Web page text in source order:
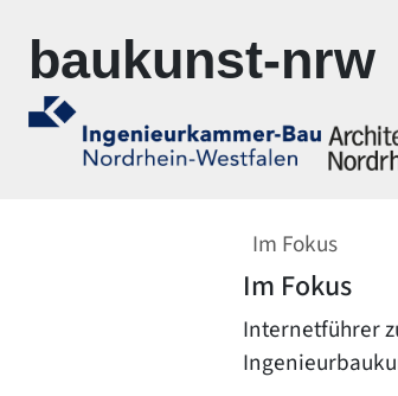
baukunst-nrw
Im Fokus
Im Fokus
Internetführer